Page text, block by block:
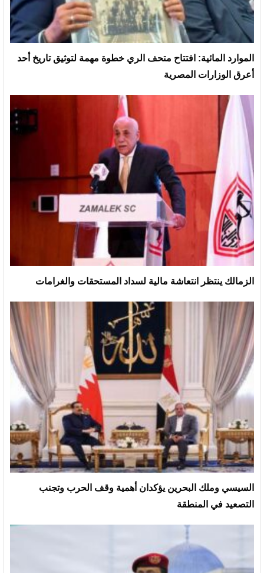
الموارد المائية: افتتاح متحف الري خطوة مهمة لتوثيق تاريخ أحد
أعرق الوزارات المصرية
الزمالك ينتظر انتعاشة مالية لسداد المستحقات والغرامات
السيسي وملك البحرين يؤكدان أهمية وقف الحرب وتجنب
التصعيد في المنطقة